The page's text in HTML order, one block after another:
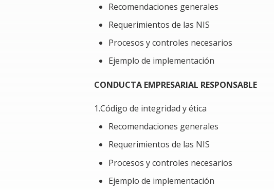
Recomendaciones generales
Requerimientos de las NIS
Procesos y controles necesarios
Ejemplo de implementación
CONDUCTA EMPRESARIAL RESPONSABLE
1.Código de integridad y ética
Recomendaciones generales
Requerimientos de las NIS
Procesos y controles necesarios
Ejemplo de implementación